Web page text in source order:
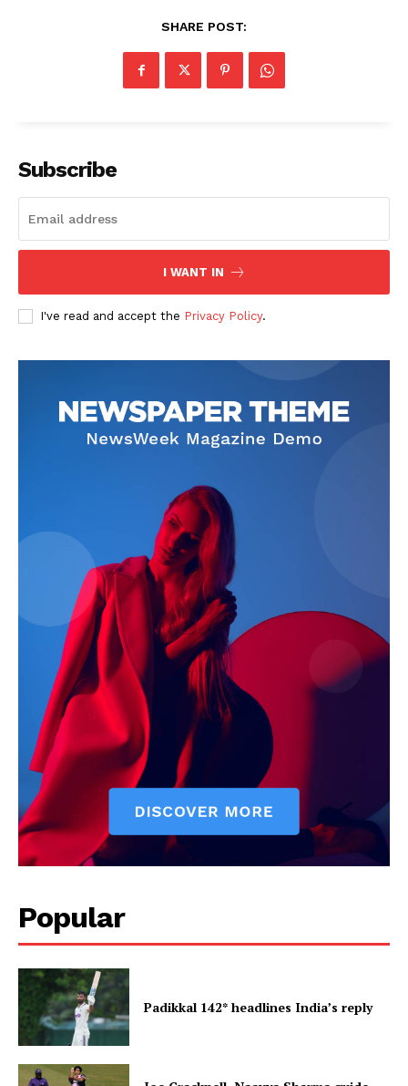
SHARE POST:
Subscribe
I WANT IN
I've read and accept the Privacy Policy.
Popular
Padikkal 142* headlines India’s reply